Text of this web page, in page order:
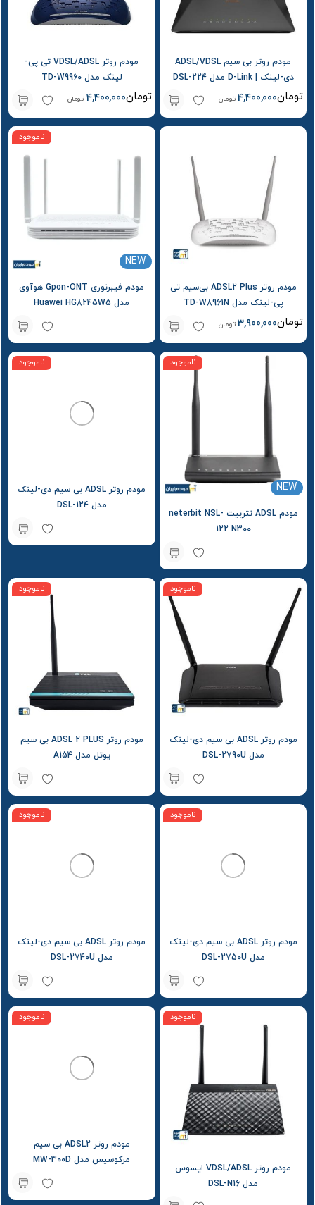
مودم روتر بی سیم ADSL/VDSL
دی-لینک | D-Link مدل DSL-224
4,400,000 تومان تومان
مودم روتر VDSL/ADSL تی پی-
لینک مدل TD-W9960
4,400,000 تومان تومان
مودم روتر ADSL2 Plus بی‌سیم تی
پی-لینک مدل TD-W8961N
3,900,000 تومان تومان
ناموجود
NEW
مودم فیبرنوری Gpon-ONT هوآوی
مدل Huawei HG8245W5
ناموجود
NEW
مودم ADSL نتربیت neterbit NSL-
122 N300
ناموجود
مودم روتر ADSL بی سیم دی-لینک
مدل DSL-124
ناموجود
مودم روتر ADSL بی سیم دی-لینک
مدل DSL-2790U
ناموجود
مودم روتر ADSL 2 PLUS بی سیم
یوتل مدل A154
ناموجود
مودم روتر ADSL بی سیم دی-لینک
مدل DSL-2750U
ناموجود
مودم روتر ADSL بی سیم دی-لینک
مدل DSL-2740U
ناموجود
مودم روتر VDSL/ADSL ایسوس
مدل DSL-N16
ناموجود
مودم روتر ADSL2 بی‌ سیم
مرکوسیس مدل MW-300D